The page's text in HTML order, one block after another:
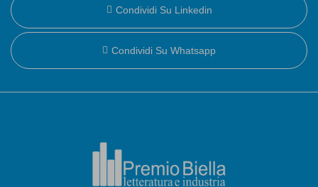
Condividi Su Linkedin
Condividi Su Whatsapp